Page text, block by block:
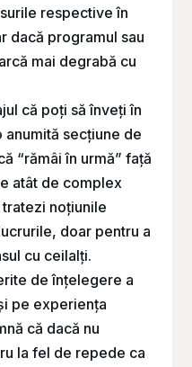
respective în
dacă programul sau
mai degrabă cu
că poți să înveți în
secțiune de
“rămâi în urmă” față
atât de complex
noțiunile
doar pentru a
cu ceilalți.
de înțelegere a
pe experiența
că dacă nu
la fel de repede ca